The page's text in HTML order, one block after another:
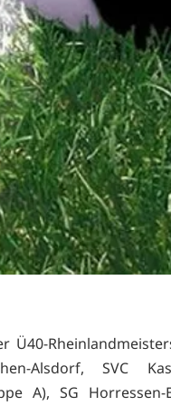
Ü40-
Alsdorf, SVC
A), SG Horressen-